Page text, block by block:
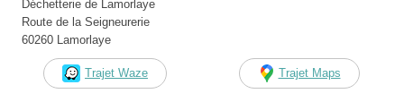
Déchetterie de Lamorlaye
Route de la Seigneurerie
60260 Lamorlaye
Trajet Waze Trajet Maps